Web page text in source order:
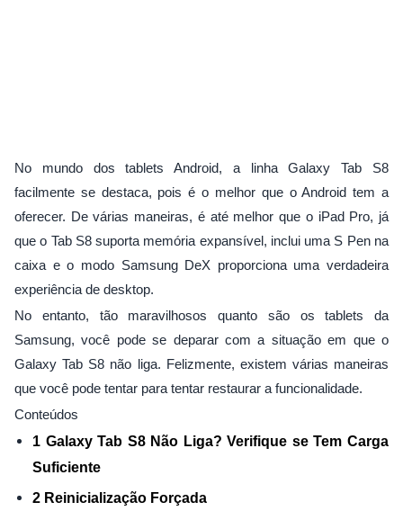
No mundo dos tablets Android, a linha Galaxy Tab S8
facilmente se destaca, pois é o melhor que o Android tem a
oferecer. De várias maneiras, é até melhor que o iPad Pro, já
que o Tab S8 suporta memória expansível, inclui uma S Pen na
caixa e o modo Samsung DeX proporciona uma verdadeira
experiência de desktop.
No entanto, tão maravilhosos quanto são os tablets da
Samsung, você pode se deparar com a situação em que o
Galaxy Tab S8 não liga. Felizmente, existem várias maneiras
que você pode tentar para tentar restaurar a funcionalidade.
Conteúdos
1 Galaxy Tab S8 Não Liga? Verifique se Tem Carga
Suficiente
2 Reinicialização Forçada